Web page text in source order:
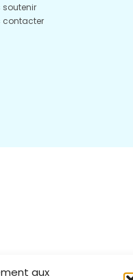
aux
soutenir
contacter